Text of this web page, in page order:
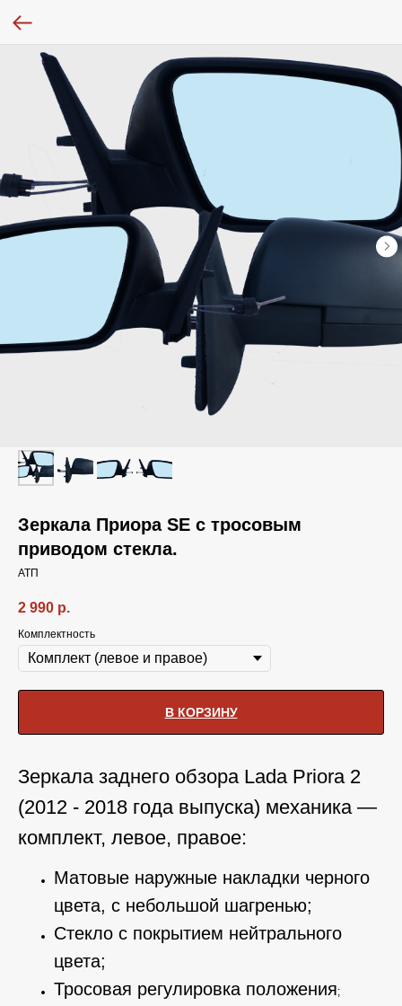
Зеркала Приора SE с тросовым
приводом стекла.
АТП
2 990 р.
Комплектность
В КОРЗИНУ
Зеркала заднего обзора Lada Priora 2
(2012 - 2018 года выпуска) механика —
комплект, левое, правое:
Матовые наружные накладки черного
цвета, с небольшой шагренью;
Стекло с покрытием нейтрального
цвета;
Тросовая регулировка положения;